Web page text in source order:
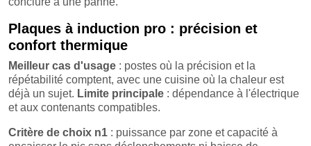
Plaques à induction pro : précision et
confort thermique
Meilleur cas d'usage : postes où la précision et la
répétabilité comptent, avec une cuisine où la chaleur est
déjà un sujet. Limite principale : dépendance à l'électrique
et aux contenants compatibles.
Critère de choix n1 : puissance par zone et capacité à